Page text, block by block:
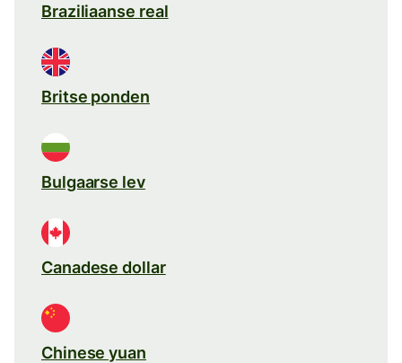
Braziliaanse real
Britse ponden
Bulgaarse lev
Canadese dollar
Chinese yuan